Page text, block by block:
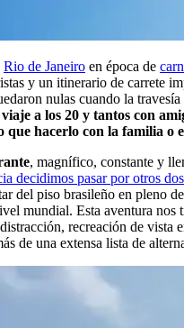
Rio de Janeiro en época de
y un itinerario de carrete
nulas cuando la
a los 20 y tantos con
que hacerlo con la familia o
, magnífico, constante y
decidimos pasar por otros
del piso brasileño en pleno
mundial. Esta aventura nos
recreación de vista
de una extensa lista de